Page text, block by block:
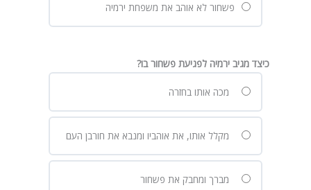
פשחור לא אוהב את משפחת ירמיה
כיצד מגיב ירמיה לפגיעת פשחור בו?
מכה אותו בחזרה
מקלל אותו, את אוהביו ומנבא את חורבן העם
מברך ומחבק את פשחור